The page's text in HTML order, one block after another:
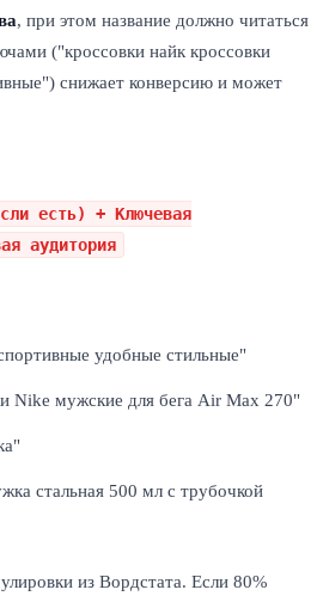
, при этом название должно читаться
("кроссовки найк кроссовки
снижает конверсию и может
есть) + Ключевая
аудитория
удобные стильные"
Nike мужские для бега Air Max 270"
стальная 500 мл с трубочкой
из Вордстата. Если 80%